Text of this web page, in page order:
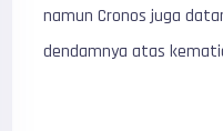
namun Cronos juga
dendamnya atas